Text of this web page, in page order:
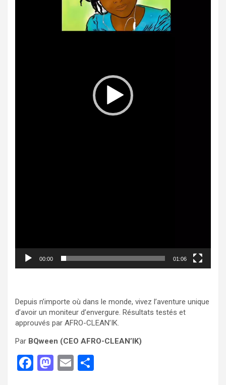
00:00 01:06
Depuis n’importe où dans le monde, vivez l’aventure unique
d’avoir un moniteur d’envergure. Résultats testés et
approuvés par AFRO-CLEAN’IK.
Par BQween (CEO AFRO-CLEAN’IK)
F
M E